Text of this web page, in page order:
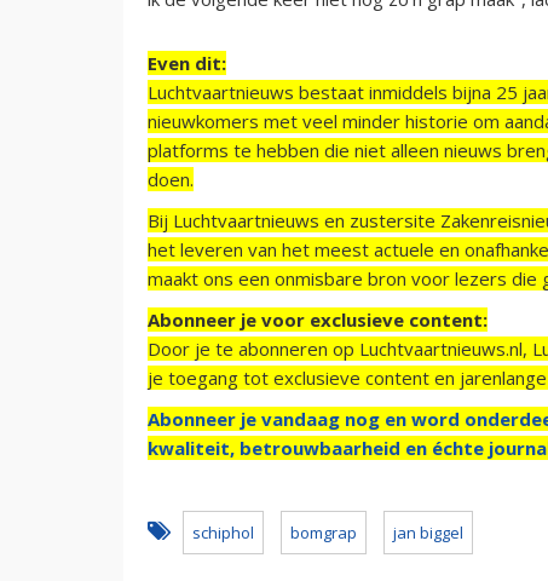
Even dit:
Luchtvaartnieuws bestaat inmiddels bijna 25
nieuwkomers met veel minder historie om
platforms te hebben die niet alleen nieuws
doen.
Bij Luchtvaartnieuws en zustersite
het leveren van het meest actuele en
maakt ons een onmisbare bron voor lezers die
Abonneer je voor exclusieve content:
Door je te abonneren op Luchtvaartnieuws.nl,
je toegang tot exclusieve content en
Abonneer je vandaag nog en word
kwaliteit, betrouwbaarheid en échte
schiphol bomgrap jan biggel